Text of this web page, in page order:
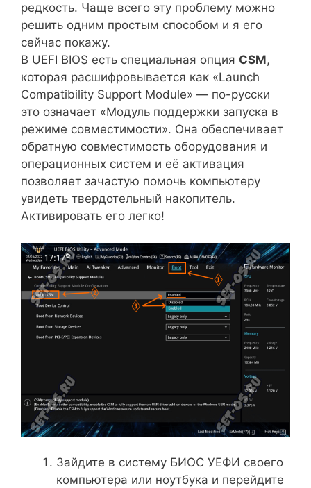
редкость. Чаще всего эту проблему можно
решить одним простым способом и я его
сейчас покажу.
В UEFI BIOS есть специальная опция CSM,
которая расшифровывается как «Launch
Compatibility Support Module» — по-русски
это означает «Модуль поддержки запуска в
режиме совместимости». Она обеспечивает
обратную совместимость оборудования и
операционных систем и её активация
позволяет зачастую помочь компьютеру
увидеть твердотельный накопитель.
Активировать его легко!
Зайдите в систему БИОС УЕФИ своего
компьютера или ноутбука и перейдите